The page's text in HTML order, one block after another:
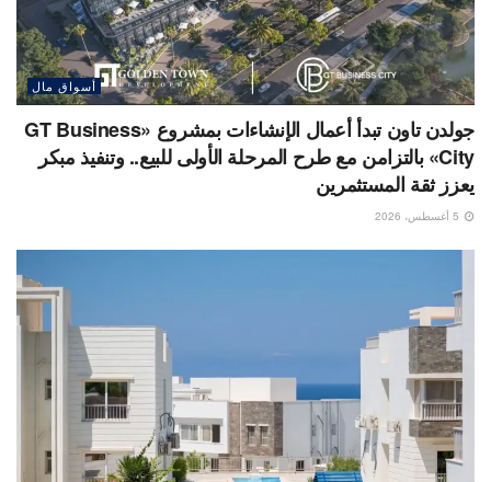
أسواق مال
جولدن تاون تبدأ أعمال الإنشاءات بمشروع «GT Business
City» بالتزامن مع طرح المرحلة الأولى للبيع.. وتنفيذ مبكر
يعزز ثقة المستثمرين